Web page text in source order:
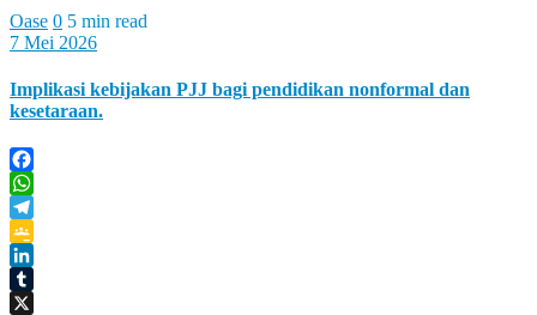
Oase 0 5 min read
7 Mei 2026
Implikasi kebijakan PJJ bagi pendidikan nonformal dan
kesetaraan.
Facebook
WhatsApp
Telegram
Google
Classroom
LinkedIn
Tumblr